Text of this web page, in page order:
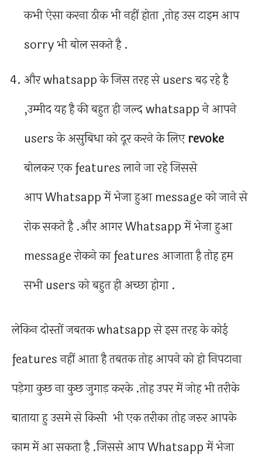
कभी ऐसा करना ठीक भी नहीं होता ,तोह उस टाइम आप
sorry भी बोल सकते है .
और whatsapp के जिस तरह से users बढ़ रहे है
,उम्मीद यह है की बहुत ही जल्द whatsapp ने आपने
users के असुबिधा को दूर करने के लिएrevoke
बोलकर एक features लाने जा रहे जिससे
आप Whatsapp में भेजा हुआ message को जाने से
रोक सकते है .और आगर Whatsapp में भेजा हुआ
message रोकने का features आजाता है तोह हम
सभी users को बहुत ही अच्छा होगा .
लेकिन दोस्तों जबतक whatsapp से इस तरह के कोई
features नहीं आता है तबतक तोह आपने को हो निपटाना
पड़ेगा कुछ ना कुछ जुगाड़ करके .तोह उपर में जोह भी तरीके
बाताया हु उसमे से किसी भी एक तरीका तोह जरुर आपके
काम में आ सकता है .जिससे आप Whatsapp में भेजा